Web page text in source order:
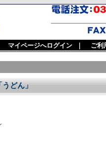
マイページへログイン ご利
うどん」